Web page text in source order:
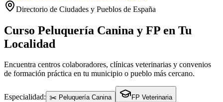
Directorio de Ciudades y Pueblos de España
Curso Peluquería Canina y FP en Tu
Localidad
Encuentra centros colaboradores, clínicas veterinarias y convenios
de formación práctica en tu municipio o pueblo más cercano.
Especialidad: ✂️ Peluquería Canina
FP Veterinaria